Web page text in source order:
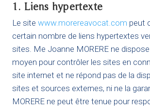
1. Liens hypertexte
Le site www.morereavocat.com peut
certain nombre de liens hypertextes
sites. Me Joanne MORERE ne dispose
moyen pour contrôler les sites en
site internet et ne répond pas de la
sites et sources externes, ni ne la
MORERE ne peut être tenue pour